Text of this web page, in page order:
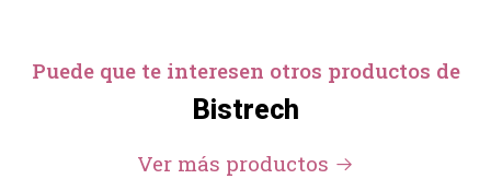
Puede que te interesen otros productos de
Bistrech
Ver más productos